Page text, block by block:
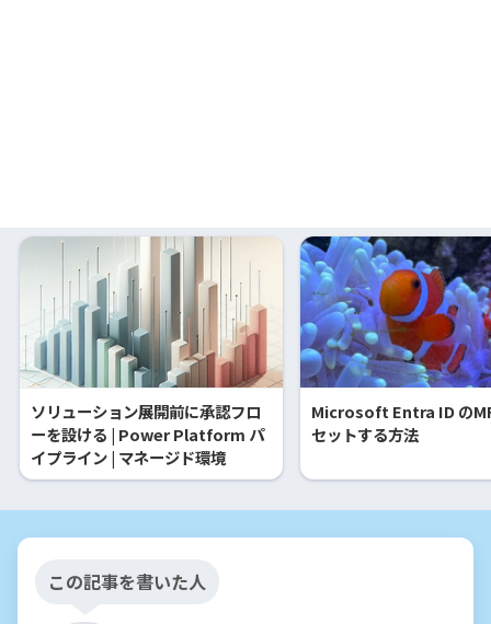
ソリューション展開前に承認フロ
ーを設ける | Power Platform パ
イプライン | マネージド環境
Microsoft Entra ID の
セットする方法
この記事を書いた人